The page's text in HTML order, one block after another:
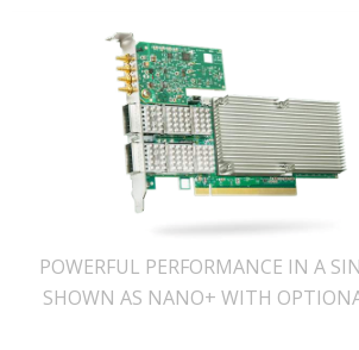
POWERFUL PERFORMANCE IN A
SHOWN AS NANO+ WITH